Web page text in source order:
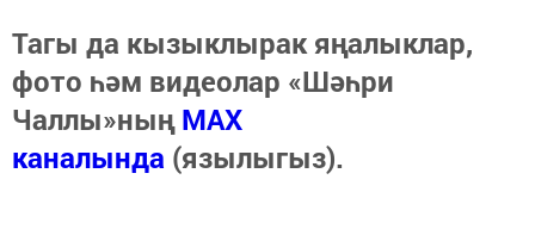
Тагы да кызыклырак яңалыклар,
фото һәм видеолар «Шәһри
Чаллы»ныңMAX
каналында (язылыгыз).